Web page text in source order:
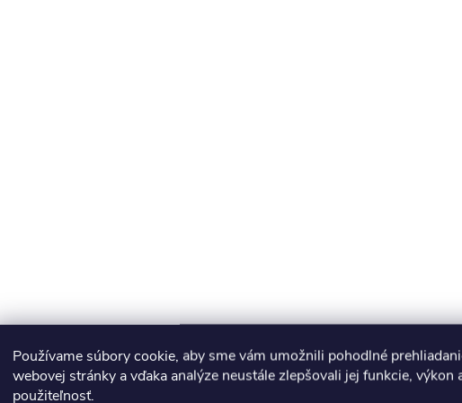
Používame súbory cookie, aby sme vám umožnili pohodlné
webovej stránky a vďaka analýze neustále zlepšovali jej funkcie, výkon
použiteľnosť.